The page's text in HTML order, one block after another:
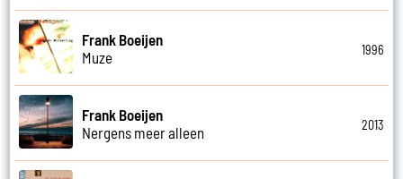
Frank Boeijen
Muze
1996
Frank Boeijen
Nergens meer alleen
2013